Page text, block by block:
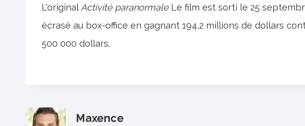
L'original Activité paranormaleLe film est sorti le 25
écrasé au box-office en gagnant 194,2 millions de dollars
500 000 dollars.
Maxence